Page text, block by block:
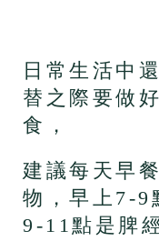
日常生活中
替之際要做
食，
建議每天早
物，早上7-9
9-11點是脾